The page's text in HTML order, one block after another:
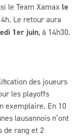
le Team Xamax le
Le retour aura
1er juin, à 14h30.
des joueurs
les playoffs
exemplaire. En 10
lausannois n’ont
de rang et 2